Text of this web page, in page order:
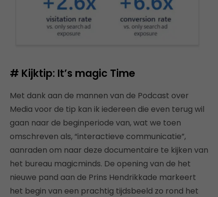
# Kijktip: It’s magic Time
Met dank aan de mannen van de Podcast over
Media voor de tip kan ik iedereen die even terug wil
gaan naar de beginperiode van, wat we toen
omschreven als, “interactieve communicatie”,
aanraden om naar deze documentaire te kijken van
het bureau magicminds. De opening van de het
nieuwe pand aan de Prins Hendrikkade markeert
het begin van een prachtig tijdsbeeld zo rond het